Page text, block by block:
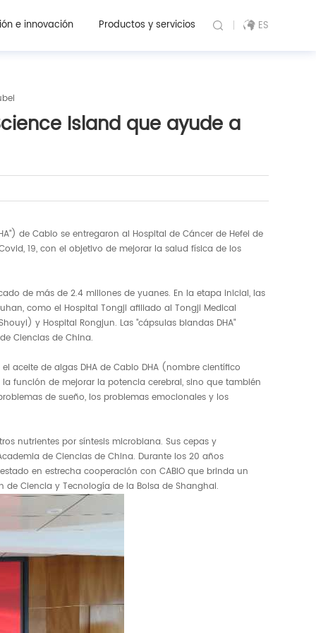
e innovación Productos y servicios ES
Island que ayude a
de Cabio se entregaron al Hospital de Cáncer de Hefei de
19, con el objetivo de mejorar la salud física de los
de más de 2.4 millones de yuanes. En la etapa inicial, las
como el Hospital Tongji afiliado al Tongji Medical
y Hospital Rongjun. Las "cápsulas blandas DHA"
Ciencias de China.
aceite de algas DHA de Cabio DHA (nombre científico
función de mejorar la potencia cerebral, sino que también
de sueño, los problemas emocionales y los
nutrientes por síntesis microbiana. Sus cepas y
de Ciencias de China. Durante los 20 años
en estrecha cooperación con CABIO que brinda un
de Ciencia y Tecnología de la Bolsa de Shanghai.